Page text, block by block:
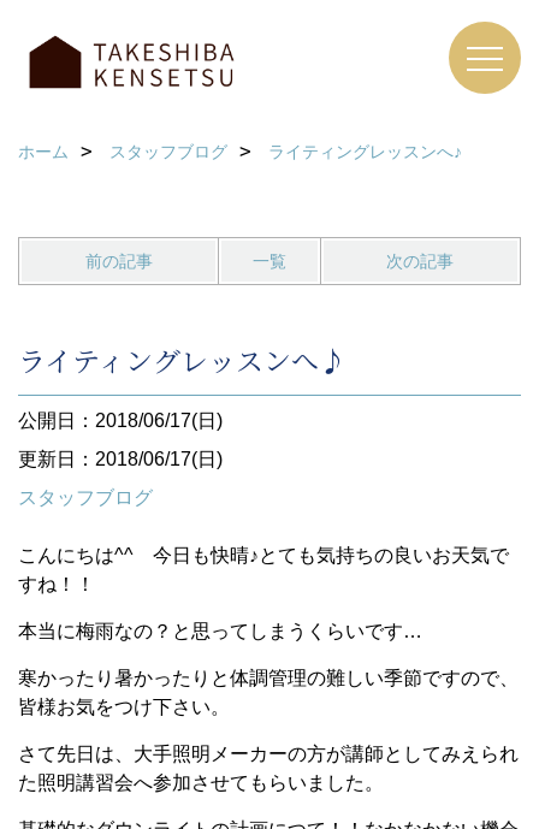
ホーム スタッフブログ ライティングレッスンへ♪
前の記事 一覧 次の記事
ライティングレッスンへ♪
公開日：2018/06/17(日)
更新日：2018/06/17(日)
スタッフブログ
こんにちは^^ 今日も快晴♪とても気持ちの良いお天気で
すね！！
本当に梅雨なの？と思ってしまうくらいです…
寒かったり暑かったりと体調管理の難しい季節ですので、
皆様お気をつけ下さい。
さて先日は、大手照明メーカーの方が講師としてみえられ
た照明講習会へ参加させてもらいました。